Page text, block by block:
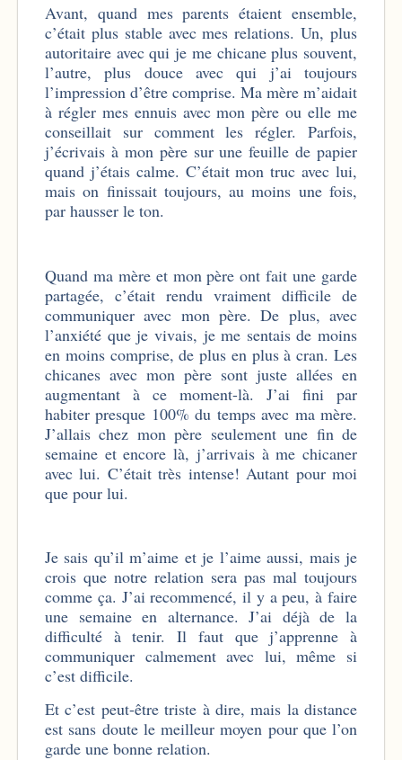
Avant, quand mes parents étaient ensemble,
c’était plus stable avec mes relations. Un, plus
autoritaire avec qui je me chicane plus souvent,
l’autre, plus douce avec qui j’ai toujours
l’impression d’être comprise. Ma mère m’aidait
à régler mes ennuis avec mon père ou elle me
conseillait sur comment les régler. Parfois,
j’écrivais à mon père sur une feuille de papier
quand j’étais calme. C’était mon truc avec lui,
mais on finissait toujours, au moins une fois,
par hausser le ton.
Quand ma mère et mon père ont fait une garde
partagée, c’était rendu vraiment difficile de
communiquer avec mon père. De plus, avec
l’anxiété que je vivais, je me sentais de moins
en moins comprise, de plus en plus à cran. Les
chicanes avec mon père sont juste allées en
augmentant à ce moment-là. J’ai fini par
habiter presque 100% du temps avec ma mère.
J’allais chez mon père seulement une fin de
semaine et encore là, j’arrivais à me chicaner
avec lui. C’était très intense! Autant pour moi
que pour lui.
Je sais qu’il m’aime et je l’aime aussi, mais je
crois que notre relation sera pas mal toujours
comme ça. J’ai recommencé, il y a peu, à faire
une semaine en alternance. J’ai déjà de la
difficulté à tenir. Il faut que j’apprenne à
communiquer calmement avec lui, même si
c’est difficile.
Et c’est peut-être triste à dire, mais la distance
est sans doute le meilleur moyen pour que l’on
garde une bonne relation.